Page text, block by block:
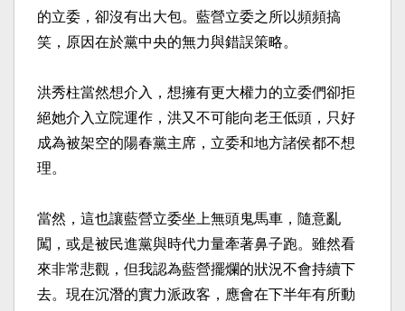
的立委，卻沒有出大包。藍營立委之所以頻頻搞
笑，原因在於黨中央的無力與錯誤策略。
洪秀柱當然想介入，想擁有更大權力的立委們卻拒
絕她介入立院運作，洪又不可能向老王低頭，只好
成為被架空的陽春黨主席，立委和地方諸侯都不想
理。
當然，這也讓藍營立委坐上無頭鬼馬車，隨意亂
闖，或是被民進黨與時代力量牽著鼻子跑。雖然看
來非常悲觀，但我認為藍營擺爛的狀況不會持續下
去。現在沉潛的實力派政客，應會在下半年有所動